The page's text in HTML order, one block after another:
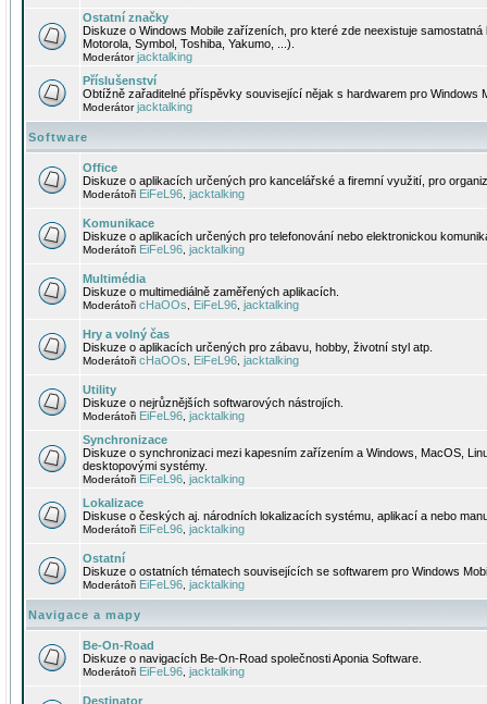
Ostatní značky
Diskuze o Windows Mobile zařízeních, pro které zde neexistuje
Motorola, Symbol, Toshiba, Yakumo, ...).
Moderátorjacktalking
Příslušenství
Obtížně zařaditelné příspěvky související nějak s hardwarem pro Windows
Moderátorjacktalking
Software
Office
Diskuze o aplikacích určených pro kancelářské a firemní využití, pro
Moderátoři EiFeL96 jacktalking
Komunikace
Diskuze o aplikacích určených pro telefonování nebo elektronickou
Moderátoři EiFeL96 jacktalking
Multimédia
Diskuze o multimediálně zaměřených aplikacích.
Moderátoři cHaOOs EiFeL96 jacktalking
Hry a volný čas
Diskuze o aplikacích určených pro zábavu, hobby, životní styl atp.
Moderátoři cHaOOs EiFeL96 jacktalking
Utility
Diskuze o nejrůznějších softwarových nástrojích.
Moderátoři EiFeL96 jacktalking
Synchronizace
Diskuze o synchronizaci mezi kapesním zařízením a Windows, MacOS,
desktopovými systémy.
Moderátoři EiFeL96 jacktalking
Lokalizace
Diskuse o českých aj. národních lokalizacích systému, aplikací a nebo
Moderátoři EiFeL96 jacktalking
Ostatní
Diskuze o ostatních tématech souvisejících se softwarem pro Windows
Moderátoři EiFeL96 jacktalking
Navigace a mapy
Be-On-Road
Diskuze o navigacích Be-On-Road společnosti Aponia Software.
Moderátoři EiFeL96 jacktalking
Destinator